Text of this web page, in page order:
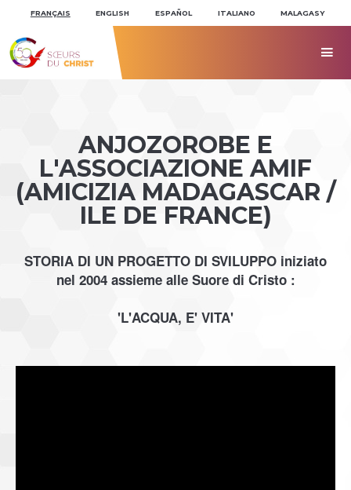
Aller
navigation
personnelsFRANÇAIS ENGLISH ESPAÑOL ITALIANO MALAGASY

ANJOZOROBE E
L'ASSOCIAZIONE AMIF
(AMICIZIA MADAGASCAR /
ILE DE FRANCE)
STORIA DI UN PROGETTO DI SVILUPPO iniziato
nel 2004 assieme alle Suore di Cristo :
'L'ACQUA, E' VITA'